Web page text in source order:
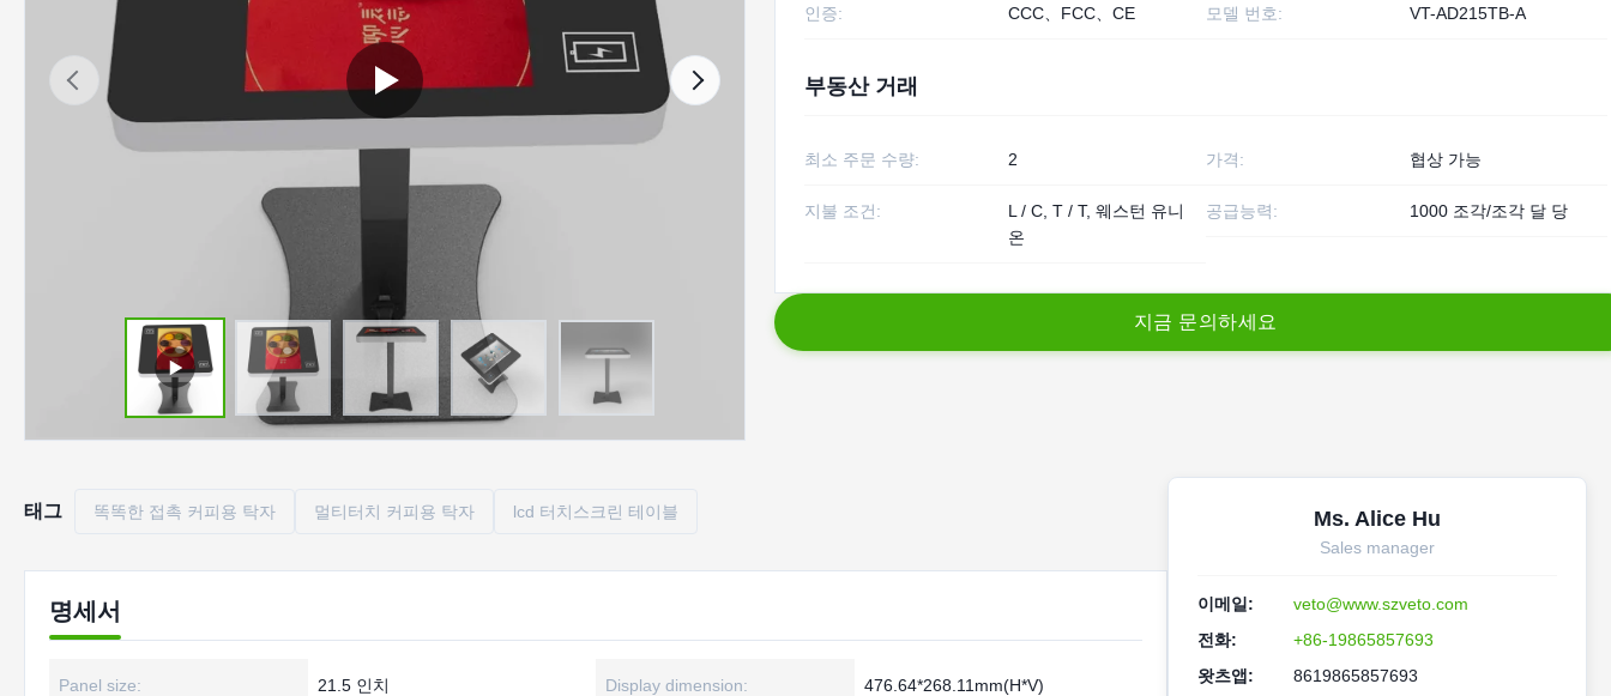
인증: CCC、FCC、CE 모델 번호: VT-AD215TB-A
부동산 거래
최소 주문 수량: 2 가격: 협상 가능
지불 조건:
L / C, T / T, 웨스턴 유니
온
공급능력: 1000 조각/조각 달 당
지 금 문의하세 요
태그 똑똑한 접촉 커피용 탁자 멀티터치 커피용 탁자 lcd 터치스크린 테이블
명세서
Panel size: 21.5 인치 Display dimension: 476.64*268.11mm(H*V)
Ms. Alice Hu
Sales manager
이메일:
veto@www.szveto.com
전화:
+86-19865857693
왓츠앱:
8619865857693